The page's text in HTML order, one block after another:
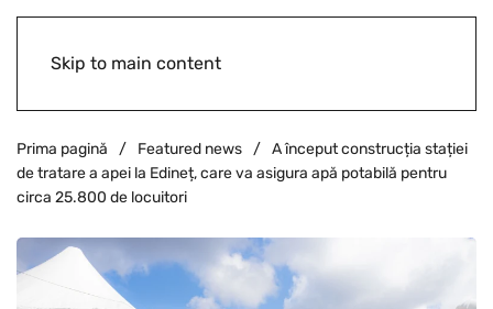
Skip to main content
Prima pagină Featured news
A început construcția stației
de tratare a apei la Edineț, care va asigura apă potabilă pentru
circa 25.800 de locuitori